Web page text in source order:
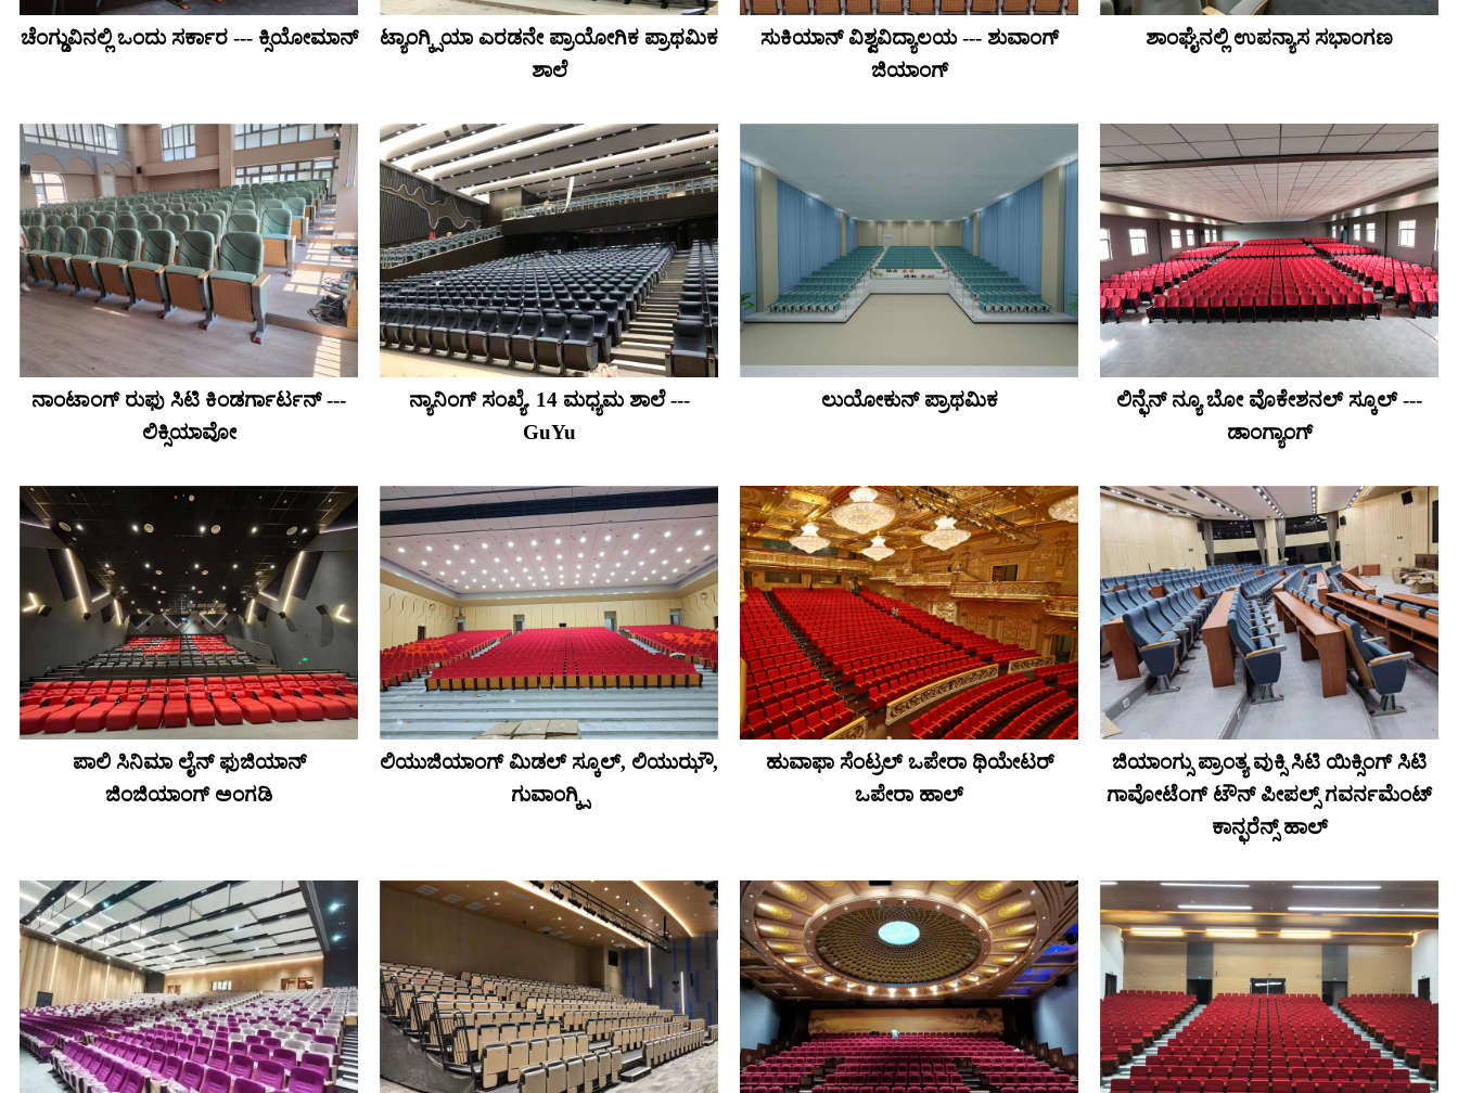
ಚೆಂಗ್ಡುವಿನಲ್ಲಿ ಒಂದು ಸರ್ಕಾರ --- ಕ್ಸಿಯೋಮಾನ್
ಟ್ಯಾಂಗ್ಕ್ಸಿಯಾ ಎರಡನೇ ಪ್ರಾಯೋಗಿಕ ಪ್ರಾಥಮಿಕ
ಶಾಲೆ
ಸುಕಿಯಾನ್ ವಿಶ್ವವಿದ್ಯಾಲಯ --- ಶುವಾಂಗ್
ಜಿಯಾಂಗ್
ಶಾಂಘೈನಲ್ಲಿ ಉಪನ್ಯಾಸ ಸಭಾಂಗಣ
ನಾಂಟಾಂಗ್ ರುಫು ಸಿಟಿ ಕಿಂಡರ್ಗಾರ್ಟನ್ ---
ಲಿಕ್ಸಿಯಾವೋ
ನ್ಯಾನಿಂಗ್ ಸಂಖ್ಯೆ. 14 ಮಧ್ಯಮ ಶಾಲೆ ---
GuYu
ಲುಯೋಕುನ್ ಪ್ರಾಥಮಿಕ
ಲಿನ್ಫೆನ್ ನ್ಯೂ ಬೋ ವೊಕೇಶನಲ್ ಸ್ಕೂಲ್ ---
ಡಾಂಗ್ಯಾಂಗ್
ಪಾಲಿ ಸಿನಿಮಾ ಲೈನ್ ಫುಜಿಯಾನ್
ಜಿಂಜಿಯಾಂಗ್ ಅಂಗಡಿ
ಲಿಯುಜಿಯಾಂಗ್ ಮಿಡಲ್ ಸ್ಕೂಲ್, ಲಿಯುಝೌ,
ಗುವಾಂಗ್ಕ್ಸಿ
ಹುವಾಫಾ ಸೆಂಟ್ರಲ್ ಒಪೇರಾ ಥಿಯೇಟರ್
ಒಪೇರಾ ಹಾಲ್
ಜಿಯಾಂಗ್ಸು ಪ್ರಾಂತ್ಯ ವುಕ್ಸಿ ಸಿಟಿ ಯಿಕ್ಸಿಂಗ್ ಸಿಟಿ
ಗಾವೋಟೆಂಗ್ ಟೌನ್ ಪೀಪಲ್ಸ್ ಗವರ್ನಮೆಂಟ್
ಕಾನ್ಫರೆನ್ಸ್ ಹಾಲ್